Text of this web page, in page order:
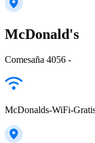
McDonald's
Comesaña 4056 -
McDonalds-WiFi-